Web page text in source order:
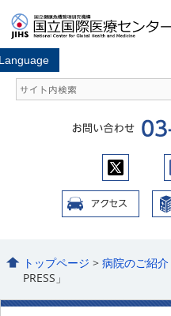
トップページ >病院のご紹介
PRESS」